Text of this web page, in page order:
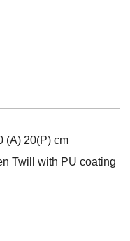
(A) 20(P) cm
Twill with PU coating